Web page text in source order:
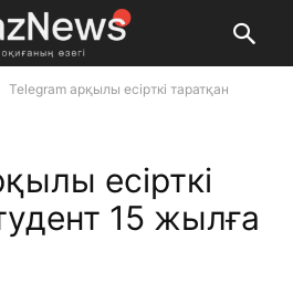
Telegram арқылы есірткі таратқан
есірткі
15 жылға